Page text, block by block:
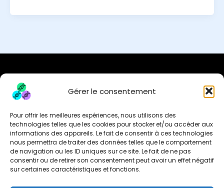
Gérer le consentement
Pour offrir les meilleures expériences, nous utilisons des
technologies telles que les cookies pour stocker et/ou accéder aux
informations des appareils. Le fait de consentir à ces technologies
nous permettra de traiter des données telles que le comportement
de navigation ou les ID uniques sur ce site. Le fait de ne pas
consentir ou de retirer son consentement peut avoir un effet négatif
sur certaines caractéristiques et fonctions.
Media & Actualité
À propos
Contact
Politique de la vie privée